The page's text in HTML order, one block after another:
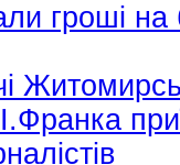
гроші на
І.Франка